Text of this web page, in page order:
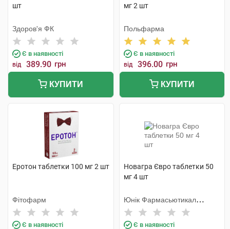
шт
Здоров'я ФК
Є в наявності
від 389.90 грн
КУПИТИ
мг 2 шт
Польфарма
Є в наявності
від 396.00 грн
КУПИТИ
Еротон таблетки 100 мг 2 шт
Фітофарм
Є в наявності
Новагра Євро таблетки 50
мг 4 шт
Юнік Фармасьютикал
Лабораторіз
Є в наявності